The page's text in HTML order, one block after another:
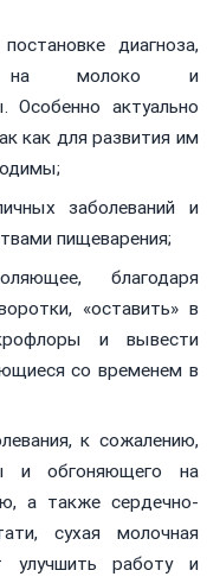
диагноза,
на молоко и
Особенно актуально
как для развития им
заболеваний и
пищеварения;
благодаря
«оставить» в
и вывести
со временем в
к сожалению,
и обгоняющего на
а также сердечно-
сухая молочная
улучшить работу и